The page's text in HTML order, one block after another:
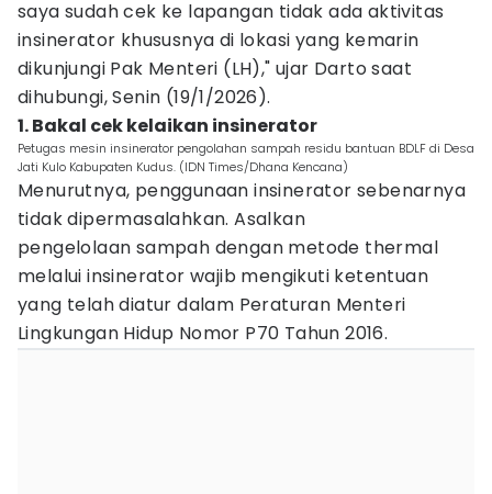
saya sudah cek ke lapangan tidak ada aktivitas
insinerator khususnya di lokasi yang kemarin
dikunjungi Pak Menteri (LH)," ujar Darto saat
dihubungi, Senin (19/1/2026).
1. Bakal cek kelaikan insinerator
Petugas mesin insinerator pengolahan sampah residu bantuan BDLF di Desa
Jati Kulo Kabupaten Kudus. (IDN Times/Dhana Kencana)
Menurutnya, penggunaan insinerator sebenarnya
tidak dipermasalahkan. Asalkan
pengelolaan sampah dengan metode thermal
melalui insinerator wajib mengikuti ketentuan
yang telah diatur dalam Peraturan Menteri
Lingkungan Hidup Nomor P70 Tahun 2016.